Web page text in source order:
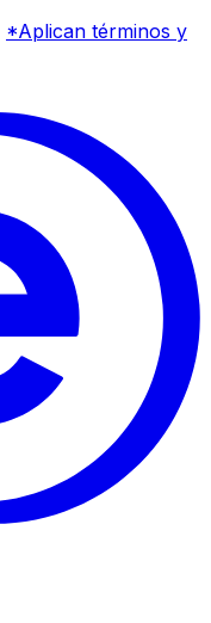
*Aplican términos y